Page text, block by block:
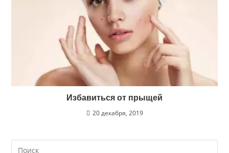
Избавиться от прыщей
20 декабря, 2019
Search